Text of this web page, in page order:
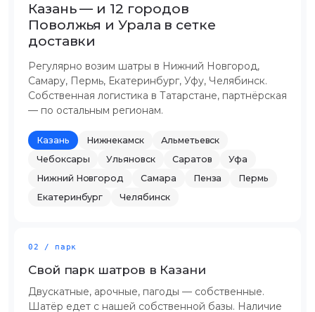
Казань — и 12 городов
Поволжья и Урала в сетке
доставки
Регулярно возим шатры в Нижний Новгород,
Самару, Пермь, Екатеринбург, Уфу, Челябинск.
Собственная логистика в Татарстане, партнёрская
— по остальным регионам.
Казань Нижнекамск
Альметьевск
Чебоксары
Ульяновск Саратов
Уфа
Нижний Новгород
Самара Пенза
Пермь
Екатеринбург
Челябинск
02 / парк
Свой парк шатров в Казани
Двускатные, арочные, пагоды — собственные.
Шатёр едет с нашей собственной базы. Наличие